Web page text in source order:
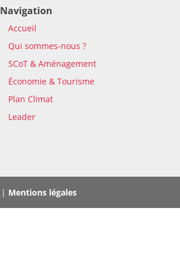
Navigation
Accueil
Qui sommes-nous ?
SCoT & Aménagement
Économie & Tourisme
Plan Climat
Leader
| Mentions légales